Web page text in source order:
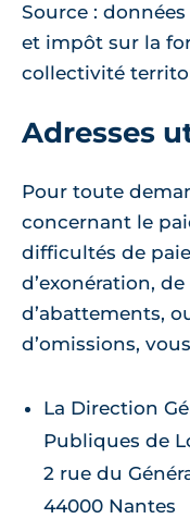
Source :
et impôt sur la
collectivité
Adresses
Pour toute
concernant le
difficultés de
d’exonération,
d’abattements,
d’omissions,
La Direction
Publiques de
2 rue du
44000 Nantes